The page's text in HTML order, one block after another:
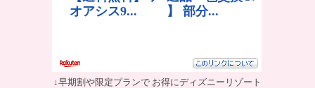
↓早期割や限定プランで お得にディズニーリゾート